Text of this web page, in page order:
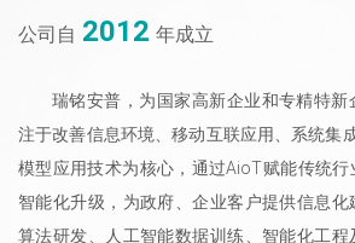
公司自 2012 年成立
瑞铭安普，为国家高新企业和专精特
注于改善信息环境、移动互联应用、系统集
模型应用技术为核心，通过AioT赋能传统行
智能化升级，为政府、企业客户提供信息化
算法研发、人工智能数据训练、智能化工